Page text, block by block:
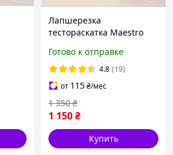
Лапшерезка
тестораскатка Maestro
равиоли для пасты и
раскатки теста
Готово к отправке
4.8 (19)
от 115₴/мес
1 150₴
1 350 ₴
Купить